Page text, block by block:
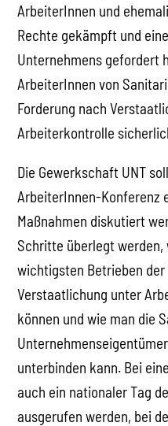
ArbeiterInnen und
Rechte gekämpft und
Unternehmens gefordert
ArbeiterInnen von
Forderung nach
Arbeiterkontrolle
Die Gewerkschaft UNT
ArbeiterInnen-Konferenz
Maßnahmen diskutiert
Schritte überlegt werden,
wichtigsten Betrieben
Verstaatlichung unter
können und wie man die
unterbinden kann. Bei
auch ein nationaler Tag
ausgerufen werden, bei